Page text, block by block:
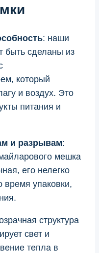
: наши
быть сделаны из
который
и воздух. Это
питания и
и разрывам:
мешка
его нелегко
время упаковки,
структура
свет и
тепла в